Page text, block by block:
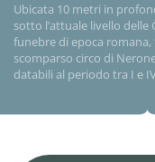
Ubicata 10 metri in
sotto l’attuale livello
funebre di epoca
scomparso circo di
databili al periodo tra I e